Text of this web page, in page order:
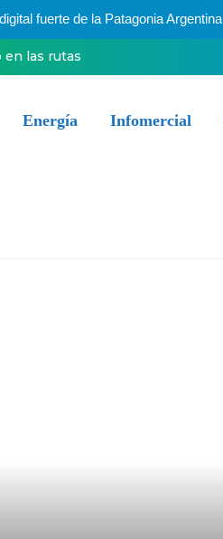
fuerte de la Patagonia Argentina
en las rutas
Energía Infomercial